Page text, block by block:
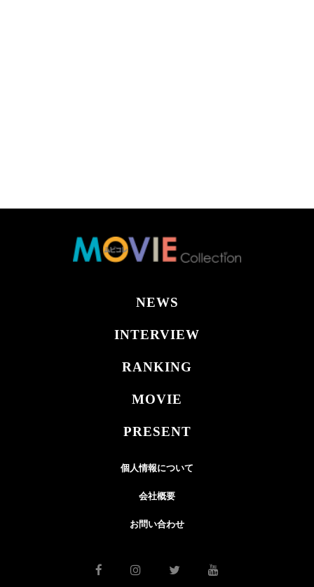
NEWS
INTERVIEW
RANKING
MOVIE
PRESENT
個人情報について
会社概要
お問い合わせ